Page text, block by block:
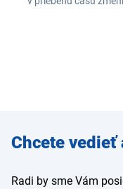
Zadajte
e-mail
Chcete vedieť
Radi by sme Vám